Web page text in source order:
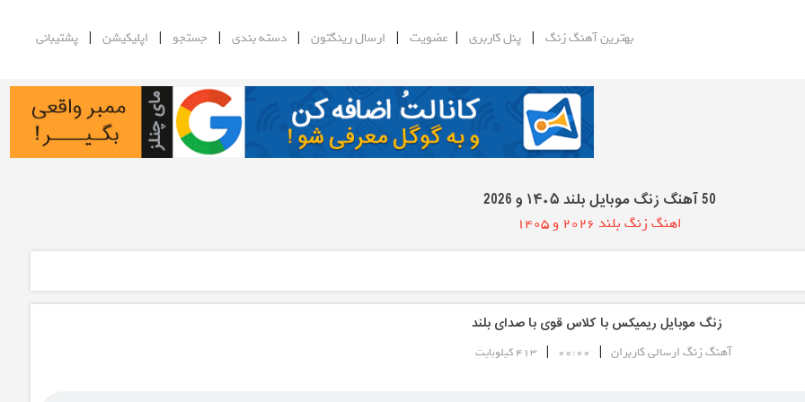
بهترین آهنگ زنگ |پنل کاربری | عضویت | ارسال رینگتون |دسته بندی | جستجو | اپلیکیشن |پشتیبانی
50 آهنگ زنگ موبایل بلند ۱۴۰۵ و 2026
اهنگ زنگ بلند 2026 و 1405
زنگ موبایل ریمیکس با کلاس قوی با صدای بلند
آهنگ زنگ ارسالی کاربران |
00:00
| 413 کیلوبایت